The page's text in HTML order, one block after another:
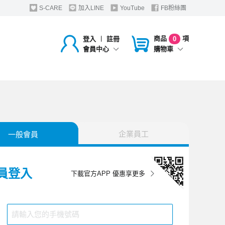
S-CARE 加入LINE YouTube FB粉絲團
登入 ︱
註冊
會員中心
商品 0
項
購物車
下載官方APP 優惠享更多
一般會員 企業員工
登入